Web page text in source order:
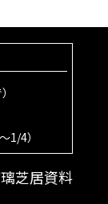
4）
芝居資料